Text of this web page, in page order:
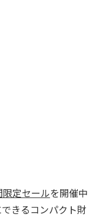
定セールを開催中
きるコンパクト財